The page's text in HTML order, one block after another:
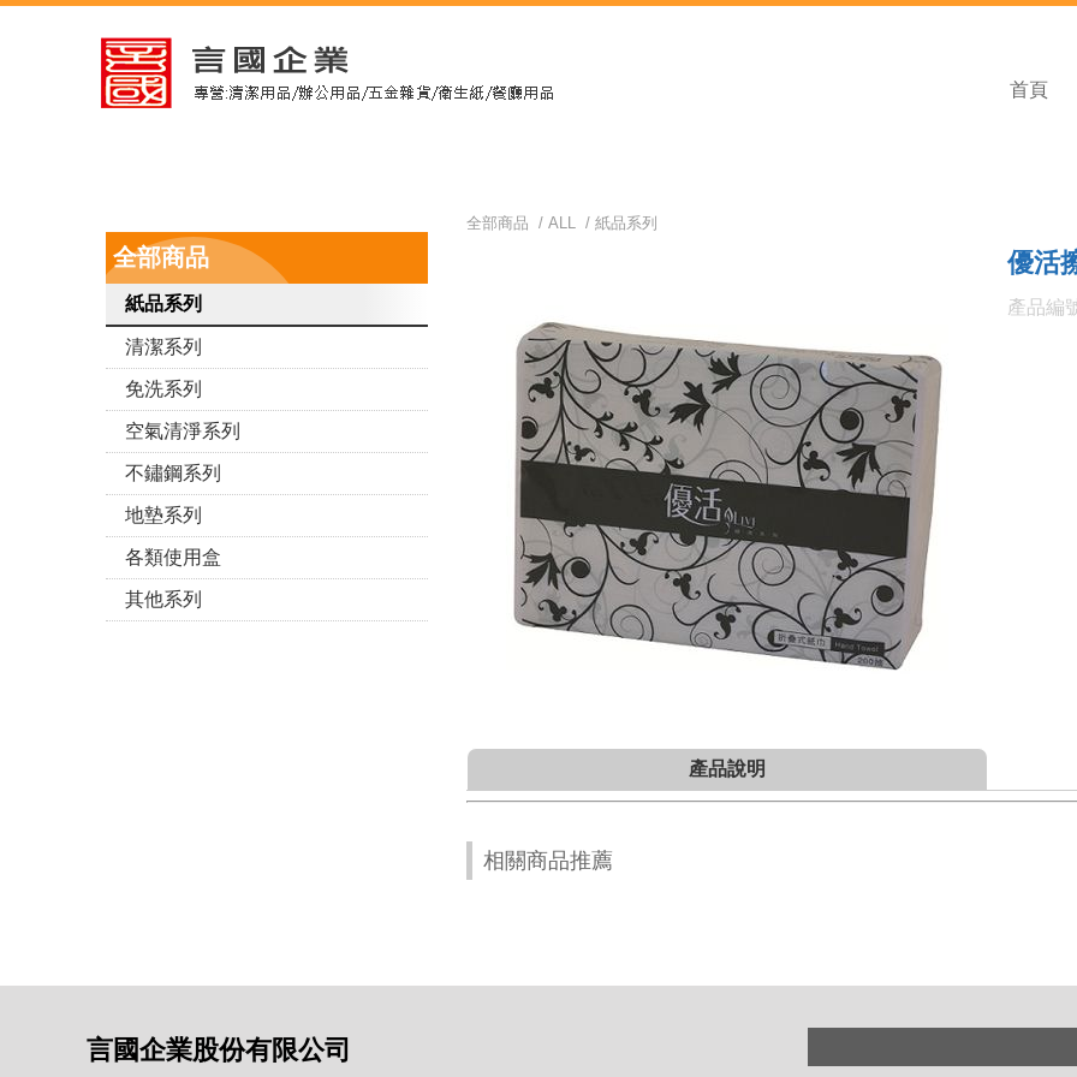
首頁
全部商品
紙品系列
清潔系列
免洗系列
空氣清淨系列
不鏽鋼系列
地墊系列
各類使用盒
其他系列
全部商品 / ALL / 紙品系列
優活
產品編
產品說明
相關商品推薦
言國企業股份有限公司